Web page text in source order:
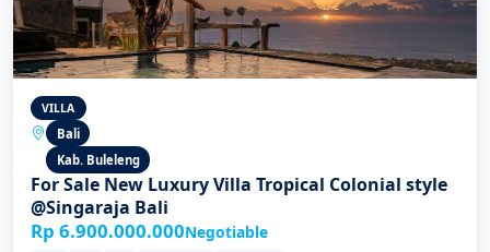
VILLA
Bali
Kab. Buleleng
For Sale New Luxury Villa Tropical Colonial style
@Singaraja Bali
Rp 6.900.000.000Negotiable